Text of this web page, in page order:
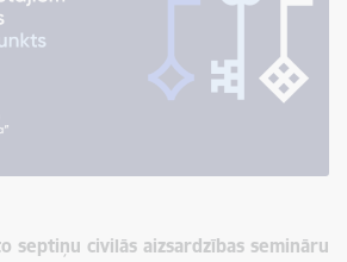
septiņu civilās aizsardzības semināru